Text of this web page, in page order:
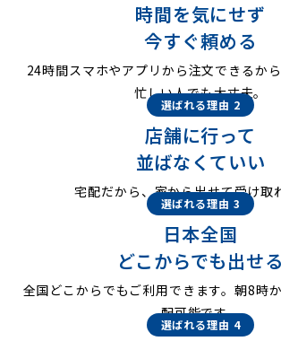
時間を気にせず
今すぐ頼める
24時間スマホやアプリから注文できるか
忙しい人でも大丈夫。
選ばれる理由 2
店舗に行って
並ばなくていい
宅配だから、家から出せて受け取
選ばれる理由 3
日本全国
どこからでも出せる
全国どこからでもご利用できます。朝8時
配可能です。
選ばれる理由 4